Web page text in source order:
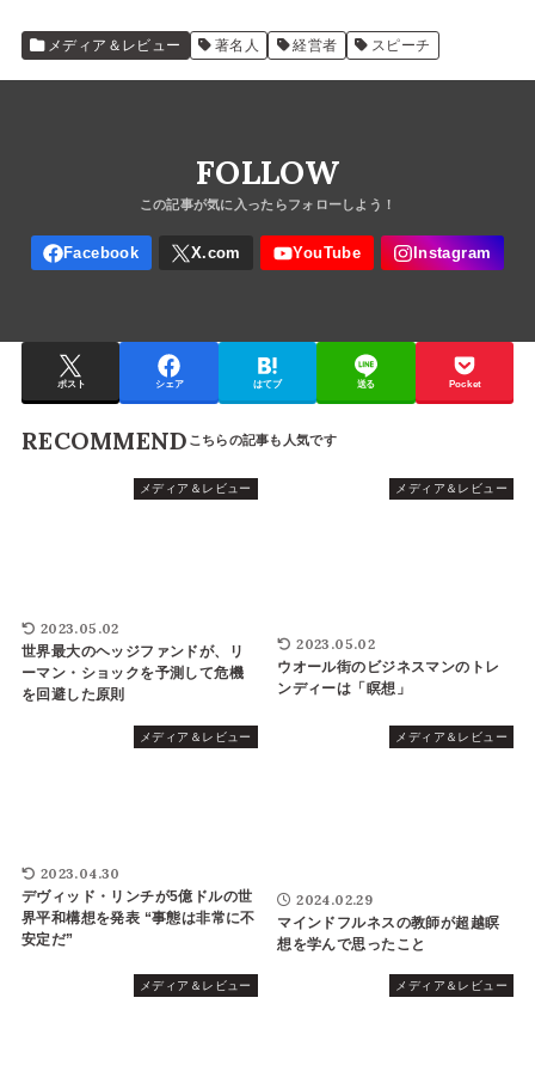
メディア＆レビュー 著名人 経営者 スピーチ
FOLLOW
ポスト シェア はてブ 送る Pocket
RECOMMEND
メディア＆レビュー
2023.05.02
世界最大のヘッジファンドが、リ
ーマン・ショックを予測して危機
を回避した原則
メディア＆レビュー
2023.05.02
ウオール街のビジネスマンのトレ
ンディーは「瞑想」
メディア＆レビュー
2023.04.30
デヴィッド・リンチが5億ドルの世
界平和構想を発表 “事態は非常に不
安定だ”
メディア＆レビュー
2024.02.29
マインドフルネスの教師が超越瞑
想を学んで思ったこと
メディア＆レビュー メディア＆レビュー